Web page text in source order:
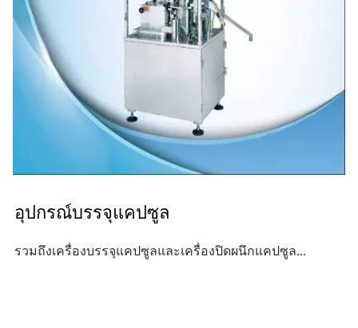
อุปกรณ์บรรจุแคปซูล
รวมถึงเครื่องบรรจุแคปซูลและเครื่องปิดผนึกแคปซูล...